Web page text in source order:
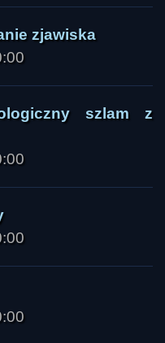
zjawiska
szlam z